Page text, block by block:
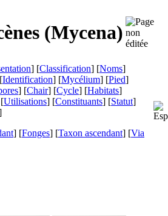
(Mycena)
] [Classification] [Noms]
Identification] [Mycélium] [Pied]
] [Chair] [Cycle] [Habitats]
Utilisations] [Constituants] [Statut]
] [Fonges] [Taxon ascendant] [Via